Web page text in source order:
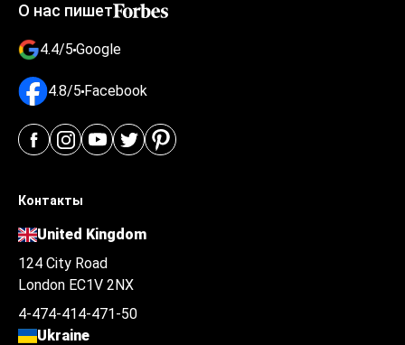
О нас пишет
4.4/5 Google
4.8/5 Facebook
Контакты
United Kingdom
124 City Road
London EC1V 2NX
4-474-414-471-50
Ukraine